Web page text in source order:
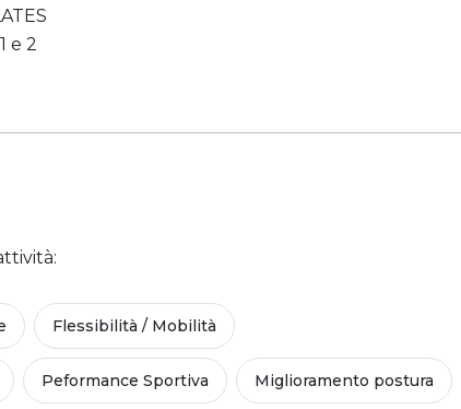
e 2
Flessibilità / Mobilità
Peformance Sportiva Miglioramento postura